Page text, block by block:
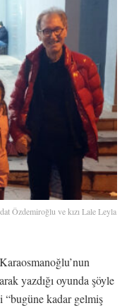
Özdemiroğlu ve kızı Lale Leyla
yazdığı oyunda şöyle
kadar gelmiş